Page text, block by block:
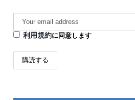
利用規約に同意します